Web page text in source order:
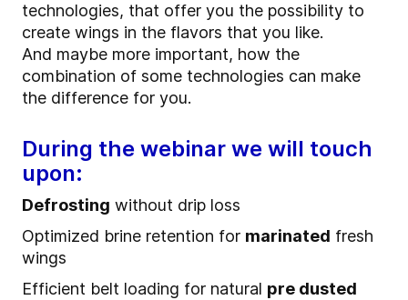
technologies, that offer you the possibility to
create wings in the flavors that you like.
And maybe more important, how the
combination of some technologies can make
the difference for you.
During the webinar we will touch
upon:
Defrosting without drip loss
Optimized brine retention for marinated fresh
wings
Efficient belt loading for natural pre dusted